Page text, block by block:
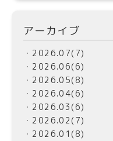
アーカイブ
・2026.07(7)
・2026.06(6)
・2026.05(8)
・2026.04(6)
・2026.03(6)
・2026.02(7)
・2026.01(8)